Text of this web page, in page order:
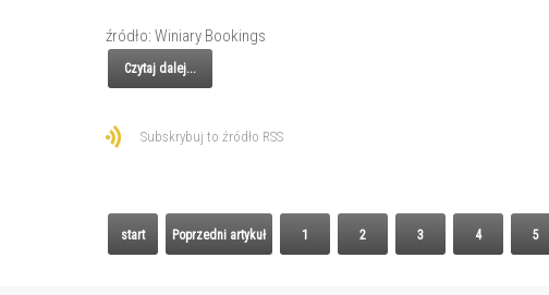
źródło: Winiary Bookings
Czytaj dalej...
Subskrybuj to źródło RSS
start Poprzedni artykuł 1 2 3 4 5